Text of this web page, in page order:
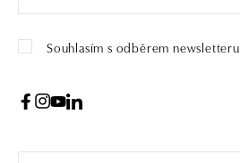
Souhlasím s odběrem newsletteru